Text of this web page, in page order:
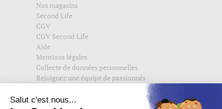
Nos magasins
Second Life
CGV
CGV Second Life
Aide
Mentions légales
Collecte de données personnelles
Rejoignez une équipe de passionnés
edisac.com
edisac.nl.